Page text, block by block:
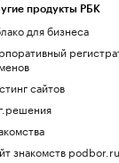
продукты РБК
для бизнеса
сайтов
знакомств podbor.ru